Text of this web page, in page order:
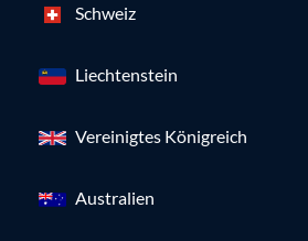
Schweiz
Liechtenstein
Vereinigtes Königreich
Australien